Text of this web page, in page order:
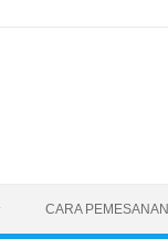
CARA PEMESANAN